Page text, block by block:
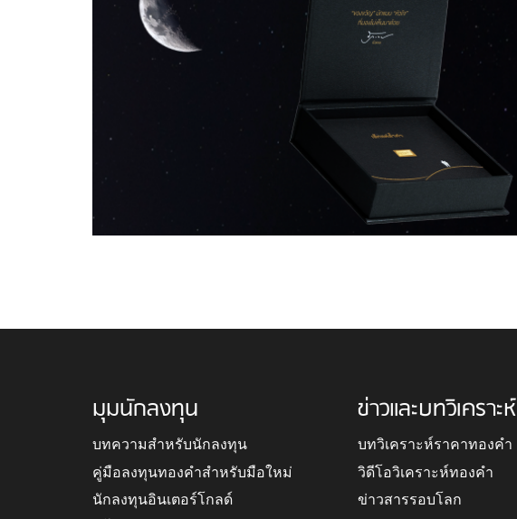
มุมนักลงทุน
บทความสำหรับนักลงทุน
คู่มือลงทุนทองคำสำหรับมือใหม่
นักลงทุนอินเตอร์โกลด์
ข่าวและบทวิเคราะห์
บทวิเคราะห์ราคาทองคำ
วิดีโอวิเคราะห์ทองคำ
ข่าวสารรอบโลก